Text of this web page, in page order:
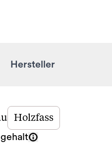
Hersteller
Holzfass